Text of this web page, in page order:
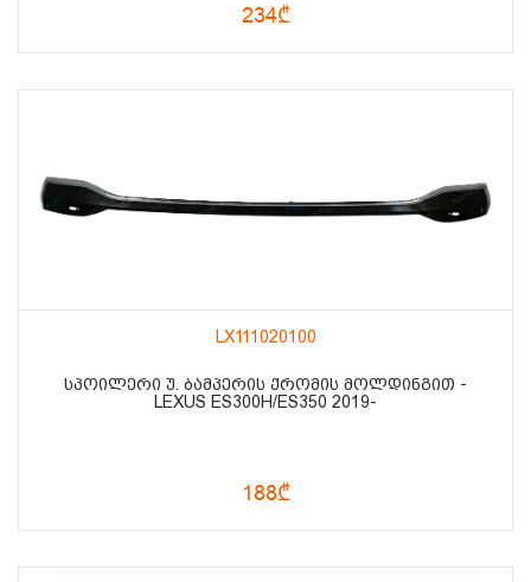
234₾
LX111020100
ᲡᲞᲝᲘᲚᲔᲠᲘ Უ. ᲑᲐᲛᲞᲔᲠᲘᲡ ᲥᲠᲝᲛᲘᲡ ᲛᲝᲚᲓᲘᲜᲒᲘᲗ -
LEXUS ES300H/ES350 2019-
188₾